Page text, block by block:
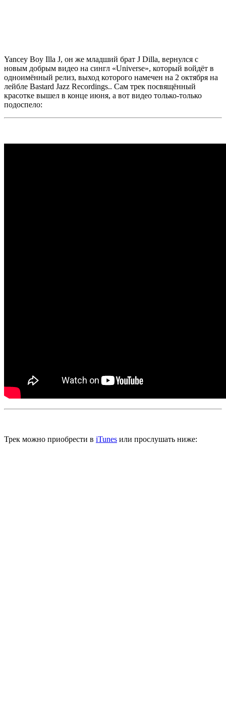
Yancey Boy Illa J, он же младший брат J Dilla, вернулся с
новым добрым видео на сингл «Universe», который войдёт в
одноимённый релиз, выход которого намечен на 2 октября на
лейбле Bastard Jazz Recordings.. Сам трек посвящённый
красотке вышел в конце июня, а вот видео только-только
подоспело:
Трек можно приобрести в iTunes или прослушать ниже: